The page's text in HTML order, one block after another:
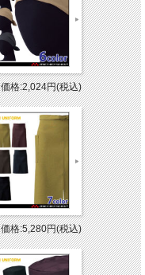
価格:2,024円(税込)
価格:5,280円(税込)